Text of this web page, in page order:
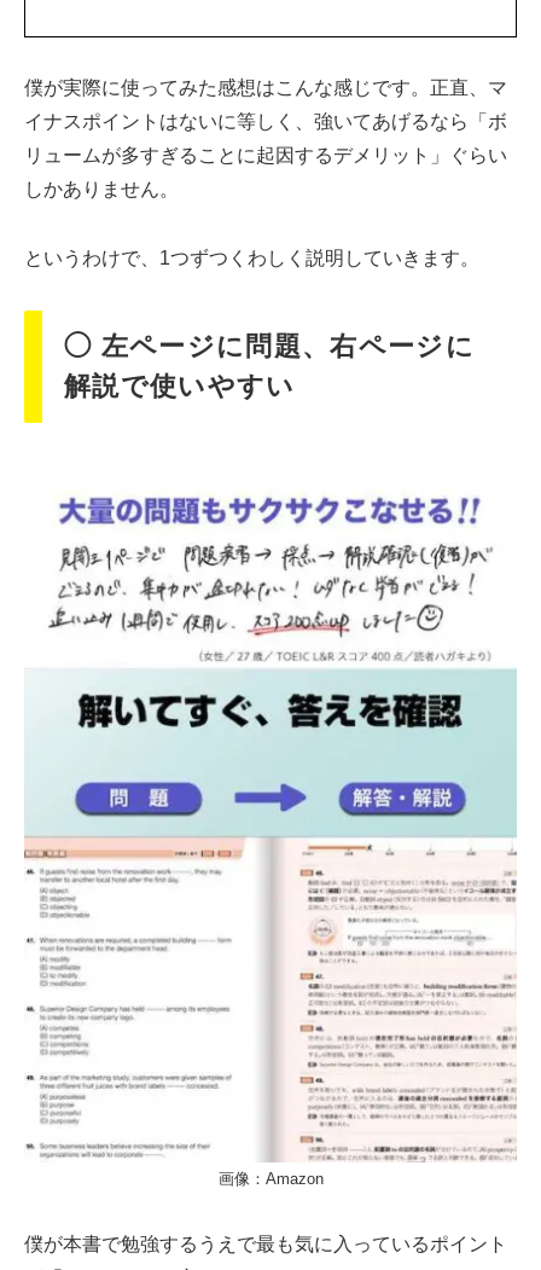
僕が実際に使ってみた感想はこんな感じです。正直、マ
イナスポイントはないに等しく、強いてあげるなら「ボ
リュームが多すぎることに起因するデメリット」ぐらい
しかありません。
というわけで、1つずつくわしく説明していきます。
◯ 左ページに問題、右ページに
解説で使いやすい
画像：Amazon
僕が本書で勉強するうえで最も気に入っているポイント